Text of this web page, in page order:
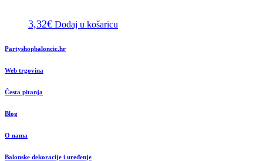
3,32€ Dodaj u košaricu
Partyshopbaloncic.hr
Web trgovina
Česta pitanja
Blog
O nama
Balonske dekoracije i uređenje